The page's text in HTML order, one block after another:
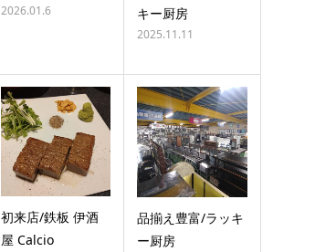
2026.01.6
キー厨房
2025.11.11
初来店/鉄板 伊酒
屋 Calcio
品揃え豊富/ラッキ
ー厨房